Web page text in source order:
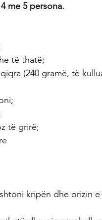
me 5 persona.
të thatë;
(240 gramë, të
të grirë;
kripën dhe orizin